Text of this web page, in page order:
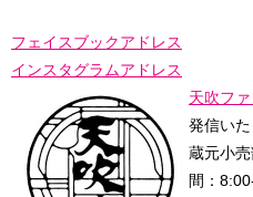
フェイスブックアドレス
インスタグラムアドレス
天吹フ
発信いた
蔵元小
間：